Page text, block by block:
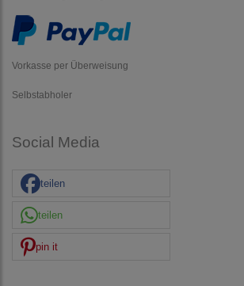
Vorkasse per Überweisung
Selbstabholer
Social Media
teilen
teilen
pin it